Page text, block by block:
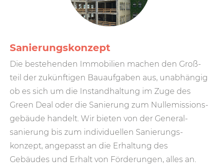
Sanierungs­konzept
Die bestehenden Immobilien machen den Groß­
teil der zukünf­tigen Bau­auf­gaben aus, unab­hängig
ob es sich um die Instand­haltung im Zuge des
Green Deal oder die Sanierung zum Null­emissions­
gebäude handelt. Wir bieten von der General­
sanierung bis zum individuellen Sanierungs­
konzept, angepasst an die Erhaltung des
Gebäudes und Erhalt von Förderungen, alles an.